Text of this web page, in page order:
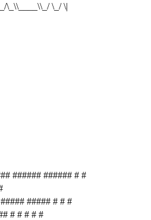
\_\\____\\_/ \_/ \|
###### ###### # #
##### # # #
# # # # #